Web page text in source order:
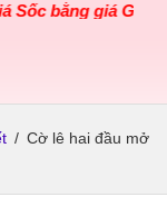
bằng giá Gốccho
/ Cờ lê hai đầu mở